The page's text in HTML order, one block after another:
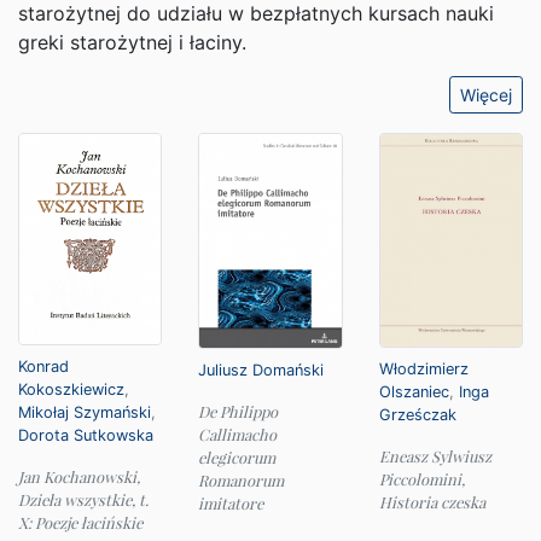
Konrad
Kokoszkiewicz,
Mikołaj Szymański,
Dorota Sutkowska
Jan Kochanowski,
Dzieła wszystkie, t.
X: Poezje łacińskie
Juliusz Domański
De Philippo
Callimacho
elegicorum
Romanorum
imitatore
Włodzimierz
Olszaniec, Inga
Grześczak
Eneasz Sylwiusz
Piccolomini,
Historia czeska
starożytnej do udziału w bezpłatnych kursach nauki
greki starożytnej i łaciny.
Więcej